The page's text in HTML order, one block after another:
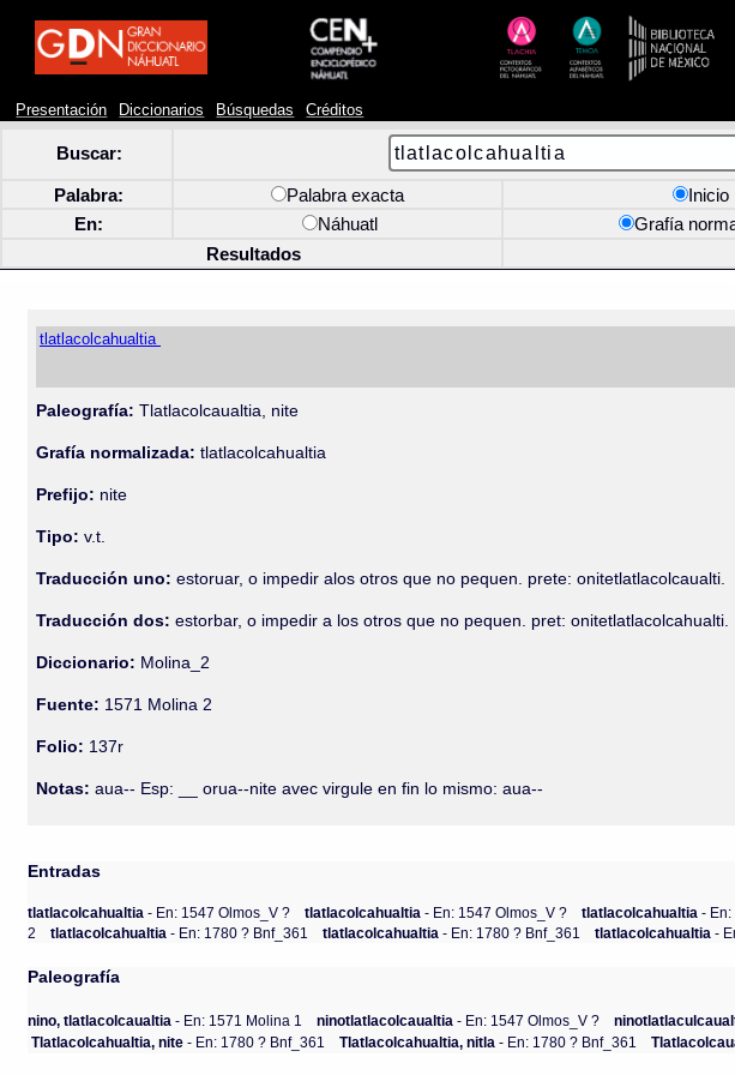
Presentación Diccionarios Búsquedas Créditos
Buscar:
Palabra: Palabra exacta Inicio
En:
Náhuatl Grafía
Resultados
tlatlacolcahualtia
Paleografía: Tlatlacolcaualtia, nite
Grafía normalizada: tlatlacolcahualtia
Prefijo: nite
Tipo: v.t.
Traducción uno: estoruar, o impedir alos otros que no pequen. prete: onitetlatlacolcaualti.
Traducción dos: estorbar, o impedir a los otros que no pequen. pret: onitetlatlacolcahualti.
Diccionario: Molina_2
Fuente: 1571 Molina 2
Folio: 137r
Notas: aua-- Esp: __ orua--nite avec virgule en fin lo mismo: aua--
Entradas
tlatlacolcahualtia- En: 1547 Olmos_V ? tlatlacolcahualtia- En: 1547 Olmos_V ? tlatlacolcahualtia- En:
2
tlatlacolcahualtia- En: 1780 ? Bnf_361 tlatlacolcahualtia- En: 1780 ? Bnf_361 tlatlacolcahualtia-
Paleografía
nino, tlatlacolcaualtia - En: 1571 Molina 1 ninotlatlacolcaualtia - En: 1547 Olmos_V ?
Tlatlacolcahualtia, nite - En: 1780 ? Bnf_361 Tlatlacolcahualtia, nitla - En: 1780 ? Bnf_361